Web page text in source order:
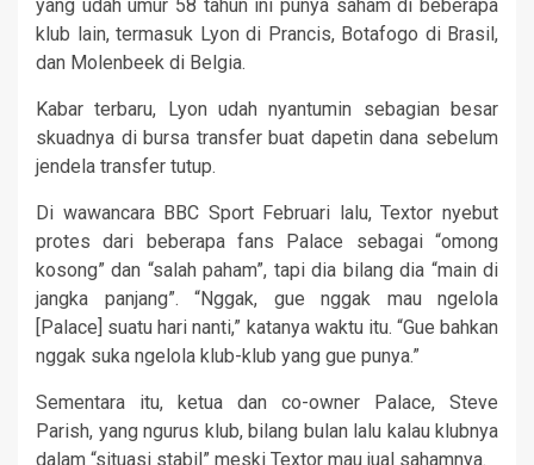
yang udah umur 58 tahun ini punya saham di beberapa
klub lain, termasuk Lyon di Prancis, Botafogo di Brasil,
dan Molenbeek di Belgia.
Kabar terbaru, Lyon udah nyantumin sebagian besar
skuadnya di bursa transfer buat dapetin dana sebelum
jendela transfer tutup.
Di wawancara BBC Sport Februari lalu, Textor nyebut
protes dari beberapa fans Palace sebagai “omong
kosong” dan “salah paham”, tapi dia bilang dia “main di
jangka panjang”. “Nggak, gue nggak mau ngelola
[Palace] suatu hari nanti,” katanya waktu itu. “Gue bahkan
nggak suka ngelola klub-klub yang gue punya.”
Sementara itu, ketua dan co-owner Palace, Steve
Parish, yang ngurus klub, bilang bulan lalu kalau klubnya
dalam “situasi stabil” meski Textor mau jual sahamnya.